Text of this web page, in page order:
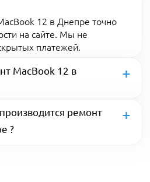
12 в Днепре точно
на сайте. Мы не
платежей.
MacBook 12 в
ремонт
?